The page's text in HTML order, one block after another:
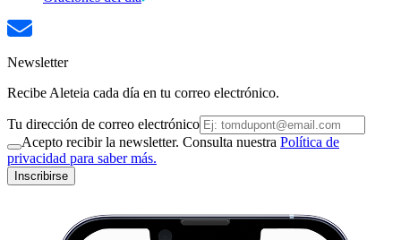
Newsletter
Recibe Aleteia cada día en tu correo electrónico.
Tu dirección de correo electrónico
Acepto recibir la newsletter. Consulta nuestra Política de
privacidad para saber más.
Inscribirse